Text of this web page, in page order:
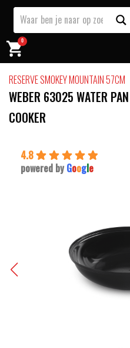
0
RESERVE SMOKEY MOUNTAIN 57CM
WEBER 63025 WATER
COOKER
4.8
powered by Google